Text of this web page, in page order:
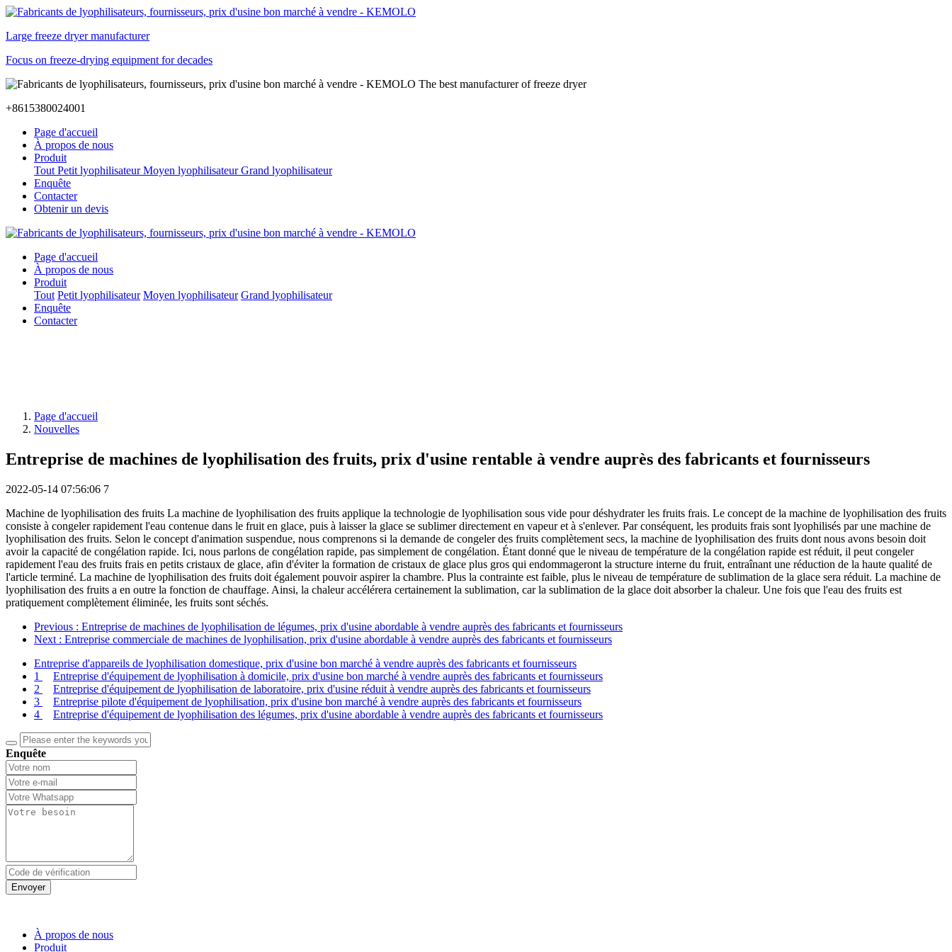
Large freeze dryer manufacturer
Focus on freeze-drying equipment for decades
The best manufacturer of freeze dryer
+8615380024001
Page d'accueil
À propos de nous
Produit
Tout Petit lyophilisateur Moyen lyophilisateur Grand lyophilisateur
Enquête
Contacter
Obtenir un devis
Page d'accueil
À propos de nous
Produit
Tout Petit lyophilisateur Moyen lyophilisateur Grand lyophilisateur
Enquête
Contacter
Page d'accueil
Nouvelles
Entreprise de machines de lyophilisation des fruits, prix d'usine rentable à vendre auprès des fabricants et fournisseurs
2022-05-14 07:56:06 7
Machine de lyophilisation des fruits La machine de lyophilisation des fruits applique la technologie de lyophilisation sous vide pour déshydrater les fruits frais. Le concept de la machine de lyophilisation des fruits
consiste à congeler rapidement l'eau contenue dans le fruit en glace, puis à laisser la glace se sublimer directement en vapeur et à s'enlever. Par conséquent, les produits frais sont lyophilisés par une machine de
lyophilisation des fruits. Selon le concept d'animation suspendue, nous comprenons si la demande de congeler des fruits complètement secs, la machine de lyophilisation des fruits dont nous avons besoin doit
avoir la capacité de congélation rapide. Ici, nous parlons de congélation rapide, pas simplement de congélation. Étant donné que le niveau de température de la congélation rapide est réduit, il peut congeler
rapidement l'eau des fruits frais en petits cristaux de glace, afin d'éviter la formation de cristaux de glace plus gros qui endommageront la structure interne du fruit, entraînant une réduction de la haute qualité de
l'article terminé. La machine de lyophilisation des fruits doit également pouvoir aspirer la chambre. Plus la contrainte est faible, plus le niveau de température de sublimation de la glace sera réduit. La machine de
lyophilisation des fruits a en outre la fonction de chauffage. Ainsi, la chaleur accélérera certainement la sublimation, car la sublimation de la glace doit absorber la chaleur. Une fois que l'eau des fruits est
pratiquement complètement éliminée, les fruits sont séchés.
Previous : Entreprise de machines de lyophilisation de légumes, prix d'usine abordable à vendre auprès des fabricants et fournisseurs
Next : Entreprise commerciale de machines de lyophilisation, prix d'usine abordable à vendre auprès des fabricants et fournisseurs
Entreprise d'appareils de lyophilisation domestique, prix d'usine bon marché à vendre auprès des fabricants et fournisseurs
1
Entreprise d'équipement de lyophilisation à domicile, prix d'usine bon marché à vendre auprès des fabricants et fournisseurs
2
Entreprise d'équipement de lyophilisation de laboratoire, prix d'usine réduit à vendre auprès des fabricants et fournisseurs
3
Entreprise pilote d'équipement de lyophilisation, prix d'usine bon marché à vendre auprès des fabricants et fournisseurs
4
Entreprise d'équipement de lyophilisation des légumes, prix d'usine abordable à vendre auprès des fabricants et fournisseurs
Enquête
Envoyer
À propos de nous
Produit